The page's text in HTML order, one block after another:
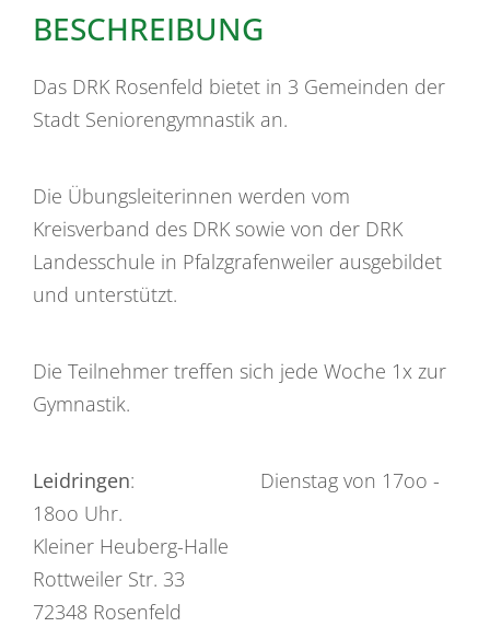
BESCHREIBUNG
Das DRK Rosenfeld bietet in 3 Gemeinden der
Stadt Seniorengymnastik an.
Die Übungsleiterinnen werden vom
Kreisverband des DRK sowie von der DRK
Landesschule in Pfalzgrafenweiler ausgebildet
und unterstützt.
Die Teilnehmer treffen sich jede Woche 1x zur
Gymnastik.
Leidringen: Dienstag von 17oo -
18oo Uhr.
Kleiner Heuberg-Halle
Rottweiler Str. 33
72348 Rosenfeld